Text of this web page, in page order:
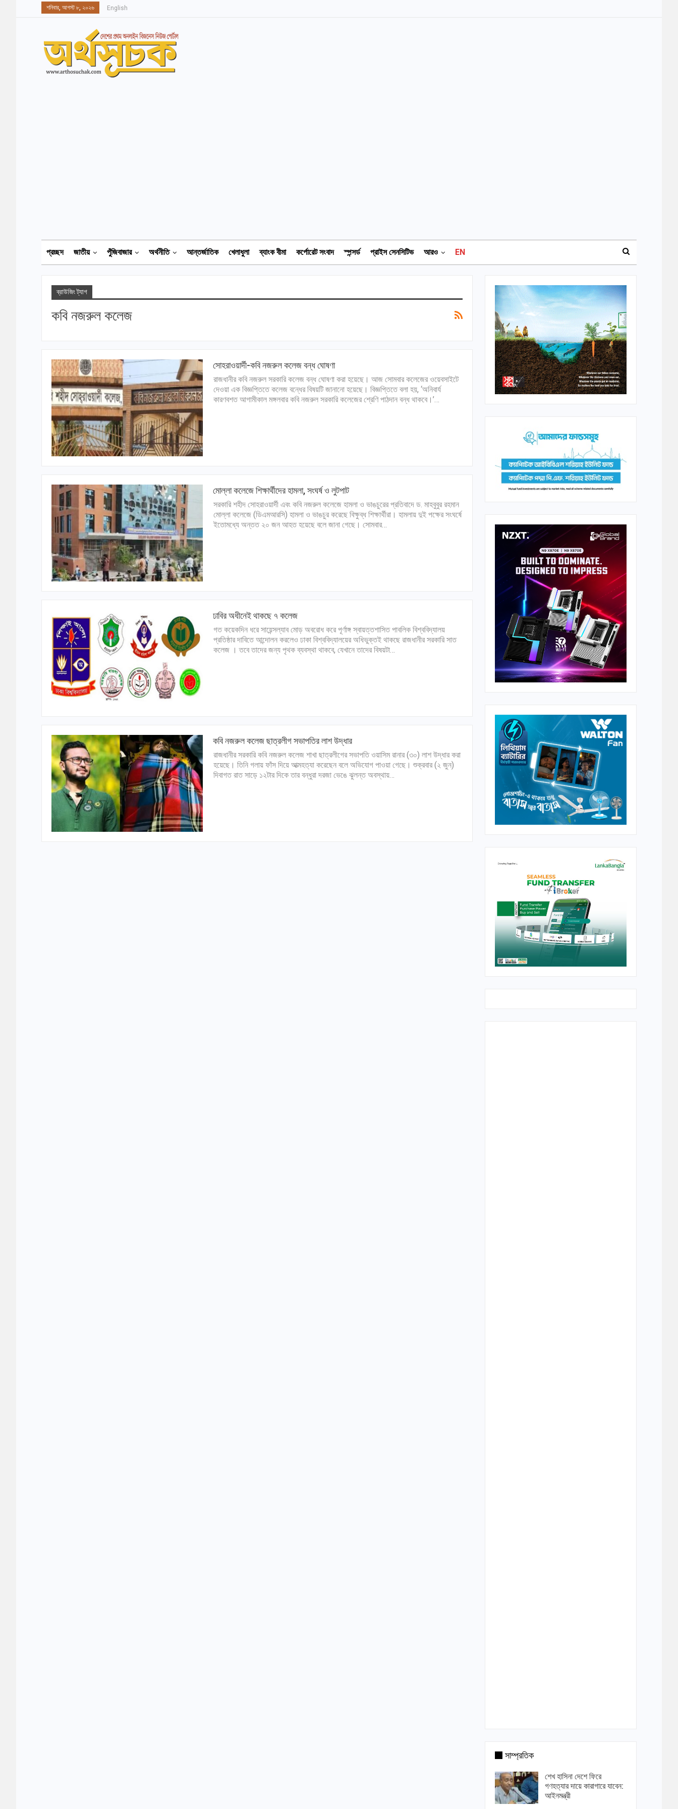
শনিবার, আগস্ট ৮, ২০২৬ English
প্রচ্ছদ জাতীয় পুঁজিবাজার অর্থনীতি আন্তর্জাতিক খেলাধুলা ব্যাংক বীমা কর্পোরেট সংবাদ স্পন্সর্ড প্রাইস সেনসিটিভ আরও EN
ব্রাউজিং ট্যাগ
কবি নজরুল কলেজ
সোহরাওয়ার্দী-কবি নজরুল কলেজ বন্ধ ঘোষণা
রাজধানীর কবি নজরুল সরকারি কলেজ বন্ধ ঘোষণা করা হয়েছে। আজ সোমবার কলেজের ওয়েবসাইটে
দেওয়া এক বিজ্ঞপ্তিতে কলেজ বন্ধের বিষয়টি জানানো হয়েছে। বিজ্ঞপ্তিতে বলা হয়, ‘অনিবার্য
কারণবশত আগামীকাল মঙ্গলবার কবি নজরুল সরকারি কলেজের শ্রেণি পাঠদান বন্ধ থাকবে।’…
মোল্লা কলেজে শিক্ষার্থীদের হামলা, সংঘর্ষ ও লুটপাট
সরকারি শহীদ সোহরাওয়ার্দী এবং কবি নজরুল কলেজে হামলা ও ভাঙচুরের প্রতিবাদে ড. মাহবুবুর রহমান
মোল্লা কলেজে (ডিএমআরসি) হামলা ও ভাঙচুর করেছে বিক্ষুব্ধ শিক্ষার্থীরা। হামলায় দুই পক্ষের সংঘর্ষে
ইতোমধ্যে অন্তত ২০ জন আহত হয়েছে বলে জানা গেছে। সোমবার…
ঢাবির অধীনেই থাকছে ৭ কলেজ
গত কয়েকদিন ধরে সায়েন্সল্যাব মোড় অবরোধ করে পূর্ণাঙ্গ স্বায়ত্তশাসিত পাবলিক বিশ্ববিদ্যালয়
প্রতিষ্ঠার দাবিতে আন্দোলন করলেও ঢাকা বিশ্ববিদ্যালয়ের অধিভুক্তই থাকছে রাজধানীর সরকারি সাত
কলেজ । তবে তাদের জন্য পৃথক ব্যবস্থা থাকবে, যেখানে তাদের বিষয়টা…
কবি নজরুল কলেজ ছাত্রলীগ সভাপতির লাশ উদ্ধার
রাজধানীর সরকারি কবি নজরুল কলেজ শাখা ছাত্রলীগের সভাপতি ওয়াসিম রানার (৩০) লাশ উদ্ধার করা
হয়েছে। তিনি গলায় ফাঁস দিয়ে আত্মহত্যা করেছেন বলে অভিযোগ পাওয়া গেছে। শুক্রবার (২ জুন)
দিবাগত রাত সাড়ে ১২টার দিকে তার বন্ধুরা দরজা ভেঙে ঝুলন্ত অবস্থায়…
সাম্প্রতিক
শেখ হাসিনা দেশে ফিরে
গণহত্যার দায়ে কারাগারে যাবেন:
আইনমন্ত্রী